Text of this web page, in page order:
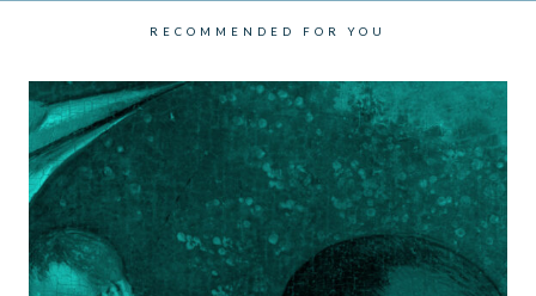
RECOMMENDED FOR YOU